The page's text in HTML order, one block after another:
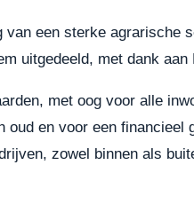
een sterke agrarische
uitgedeeld, met dank
met oog voor alle
en voor een financieel
zowel binnen als